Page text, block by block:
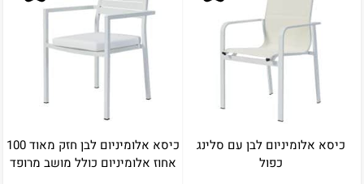
כיסא אלומיניום לבן עם סלינג
כפול
כיסא אלומיניום לבן חזק מאוד 100
אחוז אלומיניום כולל מושב מרופד